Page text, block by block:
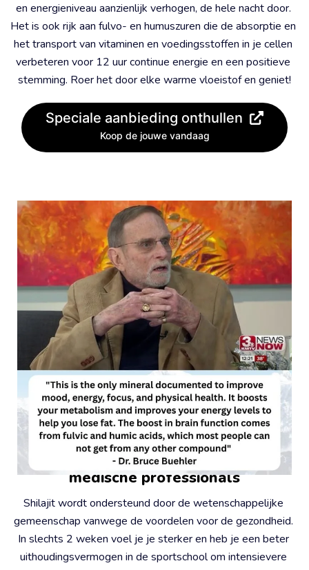
en energieniveau aanzienlijk verhogen, de hele nacht door.
Het is ook rijk aan fulvo- en humuszuren die de absorptie en
het transport van vitaminen en voedingsstoffen in je cellen
verbeteren voor 12 uur continue energie en een positieve
stemming. Roer het door elke warme vloeistof en geniet!
Speciale aanbieding onthullen
Koop de jouwe vandaag
#2 - Gesteund door wetenschap en
medische professionals
Shilajit wordt ondersteund door de wetenschappelijke
gemeenschap vanwege de voordelen voor de gezondheid.
In slechts 2 weken voel je je sterker en heb je een beter
uithoudingsvermogen in de sportschool om intensievere